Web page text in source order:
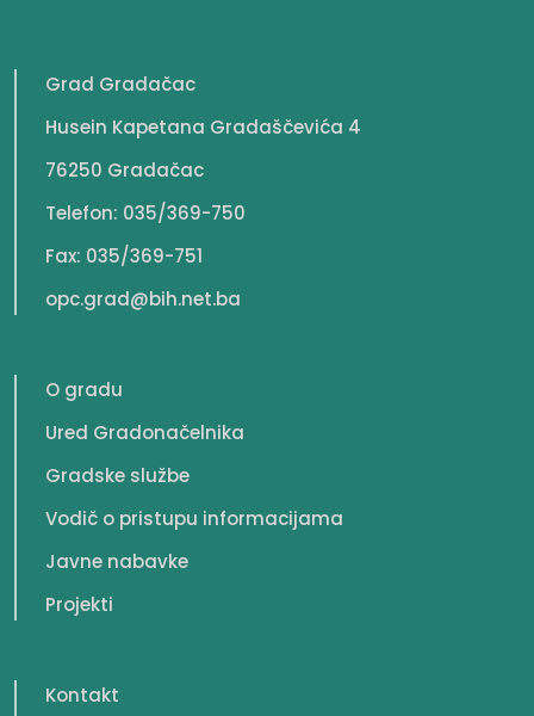
Grad Gradačac
Husein Kapetana Gradaščevića 4
76250 Gradačac
Telefon: 035/369-750
Fax: 035/369-751
opc.grad@bih.net.ba
O gradu
Ured Gradonačelnika
Gradske službe
Vodič o pristupu informacijama
Javne nabavke
Projekti
Kontakt